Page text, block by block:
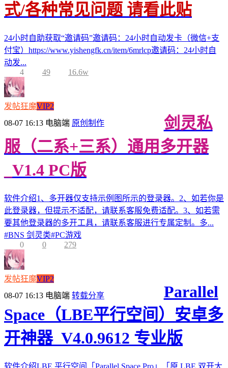
式/各种常见问题 请看此贴
24小时自助获取“邀请码”邀请码：24小时自动发卡（微信+支
付宝）https://www.yishengfk.cn/item/6mrlcp邀请码：24小时自
动发...
4
49 16.6w
发帖狂魔VIP2
08-07 16:13 电脑端 原创制作
剑灵私
服（二系+三系）通用多开器
_V1.4 PC版
软件介绍1、多开器仅支持示例图所示的登录器。2、如若你是
此登录器，但提示不适配，请联系客服免费适配。3、如若需
要其他登录器的多开工具，请联系客服进行专属定制。多...
#BNS 剑灵类#PC游戏
0
0 279
发帖狂魔VIP2
08-07 16:13 电脑端 转载分享
Parallel
Space（LBE平行空间）安卓多
开神器_V4.0.9612 专业版
软件介绍LBE 平行空间「Parallel Space Pro」「原 LBE 双开大